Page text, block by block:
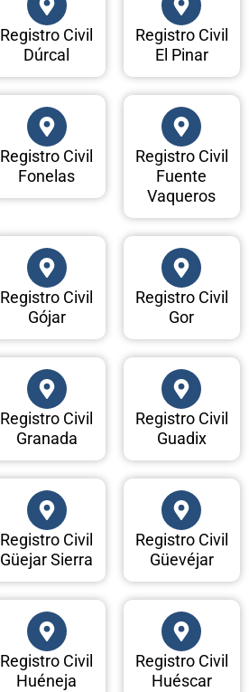
Registro Civil
Dúrcal
Registro Civil
El Pinar
Registro Civil
Fonelas
Registro Civil
Fuente
Vaqueros
Registro Civil
Gójar
Registro Civil
Gor
Registro Civil
Granada
Registro Civil
Guadix
Registro Civil
Güejar Sierra
Registro Civil
Güevéjar
Registro Civil
Huéneja
Registro Civil
Huéscar